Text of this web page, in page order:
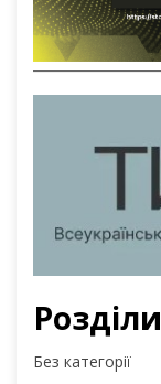
Розділи
Без категорії